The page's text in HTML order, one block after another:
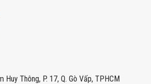
Huy Thông, P. 17, Q. Gò Vấp, TPHCM